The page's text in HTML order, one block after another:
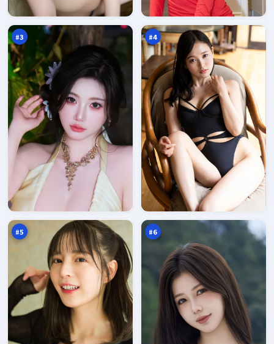
#3
深
渊
眼
万
#4
玩
家
97
万
#5
星
河
临万
#6
蓝
海
城
95
万